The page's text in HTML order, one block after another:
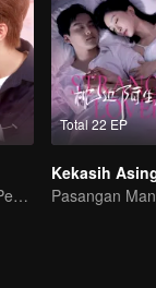
Romansa antara Pembantu dan CEO
Total 22 EP
Kekasih